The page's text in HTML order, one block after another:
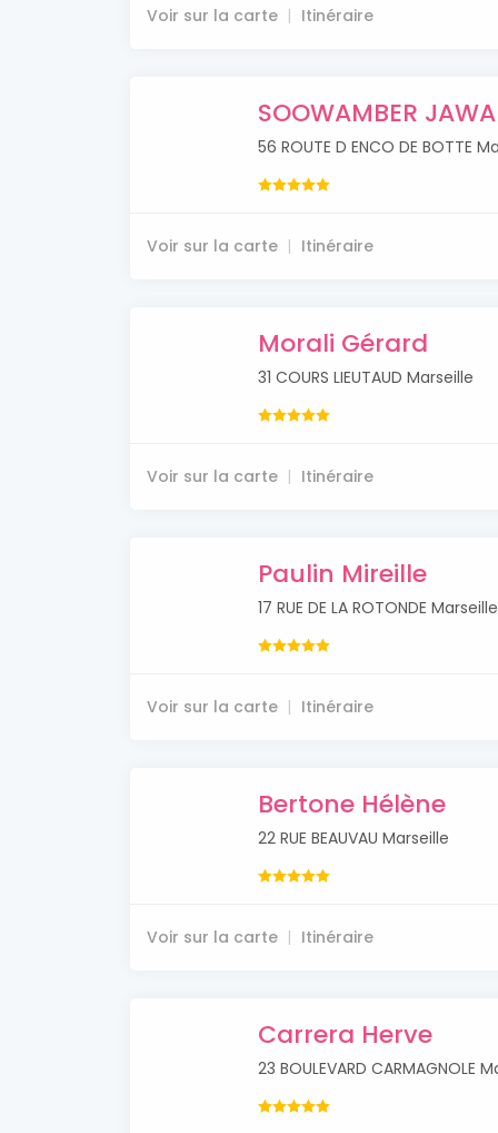
Voir sur la carte Itinéraire
SOOWAMBER
56 ROUTE D ENCO DE BOTTE
Voir sur la carte Itinéraire
Morali Gérard
31 COURS LIEUTAUD Marseille
Voir sur la carte Itinéraire
Paulin Mireille
17 RUE DE LA ROTONDE Marseille
Voir sur la carte Itinéraire
Bertone Hélène
22 RUE BEAUVAU Marseille
Voir sur la carte Itinéraire
Carrera Herve
23 BOULEVARD CARMAGNOLE